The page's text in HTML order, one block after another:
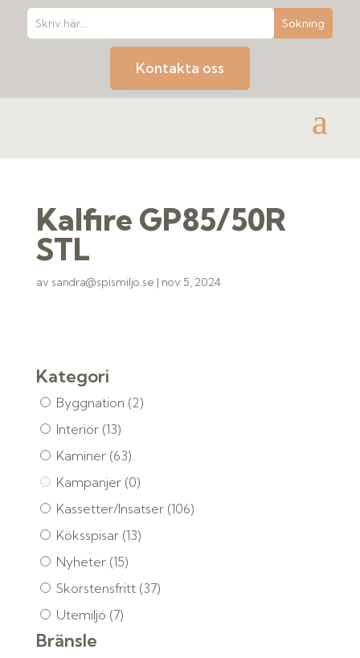
Kontakta oss
Kalfire GP85/50R
STL
av sandra@spismiljo.se | nov 5, 2024
Kategori
Byggnation (2)
Interiör (13)
Kaminer (63)
Kampanjer (0)
Kassetter/Insatser (106)
Köksspisar (13)
Nyheter (15)
Skorstensfritt (37)
Utemiljö (7)
Bränsle